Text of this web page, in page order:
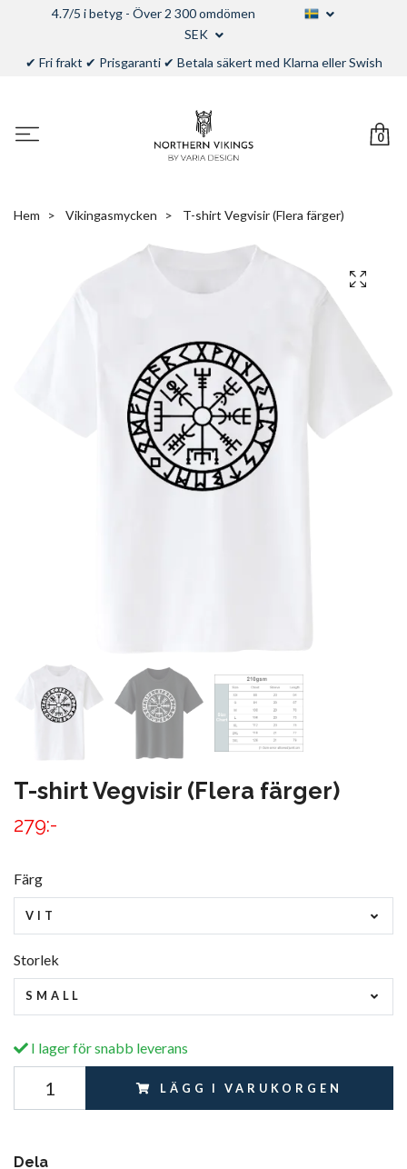
4.7/5 i betyg - Över 2 300 omdömen
SEK
✔ Fri frakt ✔ Prisgaranti ✔ Betala säkert med Klarna eller Swish
0
Hem Vikingasmycken T-shirt Vegvisir (Flera färger)
T-shirt Vegvisir (Flera färger)
279:-
Färg
VIT
Storlek
SMALL
I lager för snabb leverans
LÄGG I VARUKORGEN
Dela